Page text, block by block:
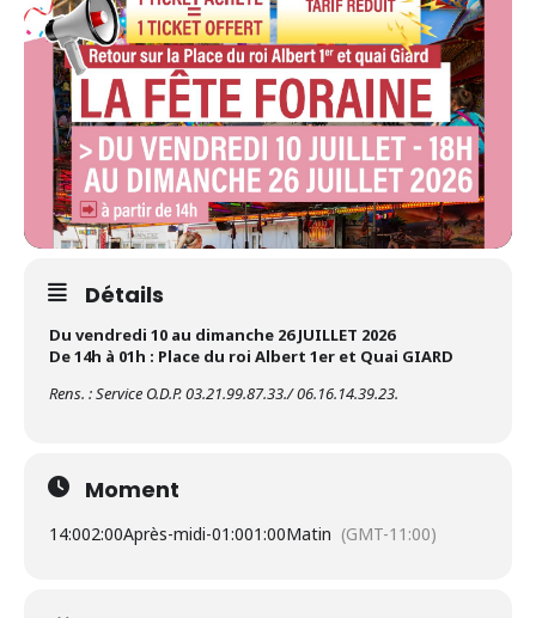
Détails
Du vendredi 10 au dimanche 26 JUILLET 2026
De 14h à 01h : Place du roi Albert 1er et Quai GIARD
Rens. : Service O.D.P. 03.21.99.87.33./ 06.16.14.39.23.
Moment
14:002:00Après-midi-01:001:00Matin (GMT-11:00)